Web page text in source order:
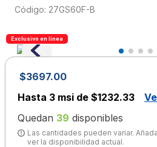
: 27GS60F-B
Exclusivo en línea
$3697.00
Hasta 3 msi de $1232.33
Quedan 39 disponibles
Las cantidades pueden variar.
ver la disponibilidad actual.
5.
colores
6.
boligrafo
7.
escritorio
8.
sacapuntas
9.
escolar
10. lapiz